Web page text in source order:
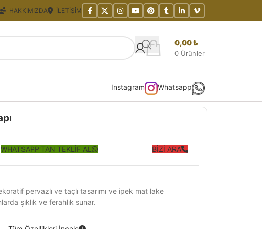
HAKKIMIZDA İLETIŞIM
0 Ürünler
0,00₺
Instagram Whatsapp
WHATSAPP'TAN TEKLİF AL BİZİ ARA
pervazlı ve taçlı tasarımı ve ipek mat lake
şıklık ve ferahlık sunar.